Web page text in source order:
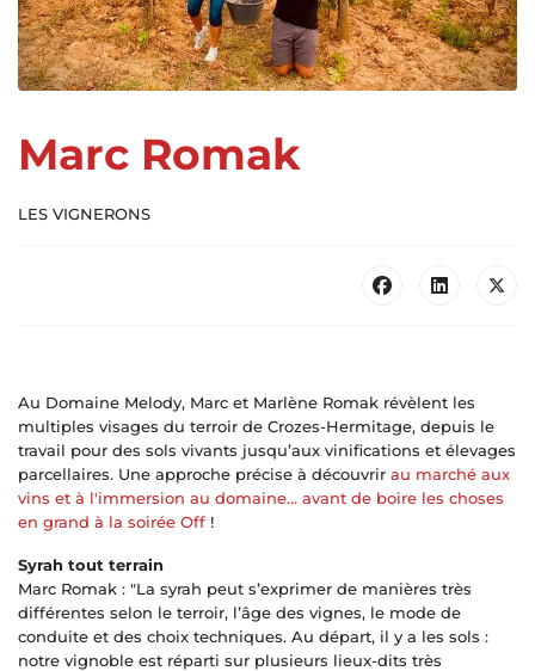
Marc Romak
LES VIGNERONS
Au Domaine Melody, Marc et Marlène Romak révèlent les
multiples visages du terroir de Crozes-Hermitage, depuis le
travail pour des sols vivants jusqu’aux vinifications et élevages
parcellaires. Une approche précise à découvrir au marché aux
vins et à l'immersion au domaine… avant de boire les choses
en grand à la soirée Off !
Syrah tout terrain
Marc Romak : "La syrah peut s’exprimer de manières très
différentes selon le terroir, l’âge des vignes, le mode de
conduite et des choix techniques. Au départ, il y a les sols :
notre vignoble est réparti sur plusieurs lieux-dits très